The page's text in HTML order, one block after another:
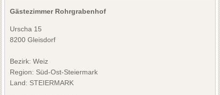
Gästezimmer Rohrgrabenhof
Urscha 15
8200 Gleisdorf
Bezirk: Weiz
Region: Süd-Ost-Steiermark
Land: STEIERMARK